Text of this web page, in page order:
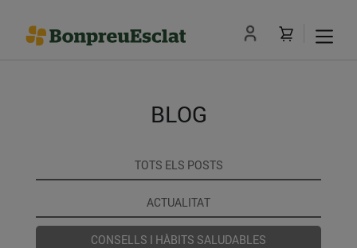
BLOG
TOTS ELS POSTS
ACTUALITAT
CONSELLS I HÀBITS SALUDABLES